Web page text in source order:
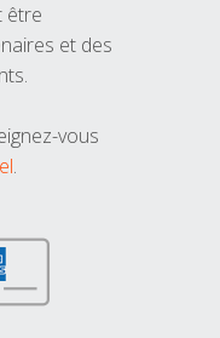
être
et des
vous
.